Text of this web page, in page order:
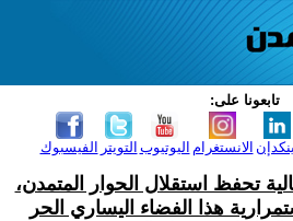
تابعونا على:
الفيسبوك التويتر اليوتيوب الانستغرام
تحفظ استقلال الحوار المتمدن،
هذا الفضاء اليساري الحر